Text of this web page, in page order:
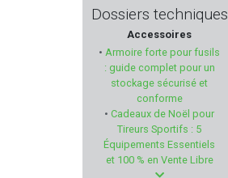
ROTTWEIL
BRAVO COMPANY USA
VALMET
ETS LEFAUCHEUX
Dossiers techniques
Accessoires
• Armoire forte pour fusils
: guide complet pour un
stockage sécurisé et
conforme
• Cadeaux de Noël pour
Tireurs Sportifs : 5
Équipements Essentiels
et 100 % en Vente Libre